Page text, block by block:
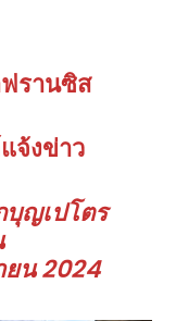
รานซิส
จ้งข่าว
ญเปโตร
ยน 2024